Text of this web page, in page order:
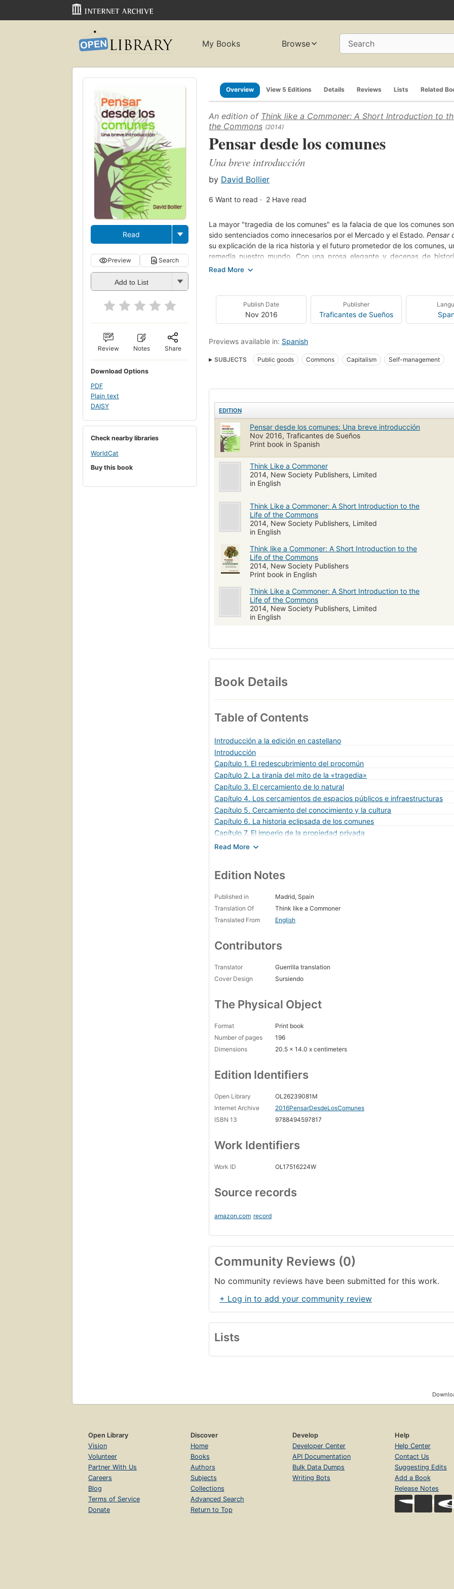
My Books Browse Search
Read
Preview Search
Add to List
Review Notes Share
Download Options
PDF
Plain text
DAISY
Check nearby libraries
WorldCat
Buy this book
Overview View 5 Editions Details Reviews Lists Related
An edition of Think like a Commoner: A Short Introduction to
the Commons (2014)
Pensar desde los comunes
Una breve introducción
by David Bollier
6 Want to read 2 Have read
La mayor "tragedia de los comunes" es la falacia de que los comunes
sido sentenciados como innecesarios por el Mercado y el Estado. Pensar
su explicación de la rica historia y el futuro prometedor de los comunes,
remedia nuestro mundo. Con una prosa elegante y decenas de
silenciosa revolución que es pionera en las prácticas de autogobierno.
común o bien podemosPensar desde los comunesy aprender cómo
herencia compartida. Esta exhaustiva pero abordable introducción al
y te motivará para pasar a la acción.
Publish Date
Nov 2016
Publisher
Traficantes de Sueños
Previews available in: Spanish
SUBJECTS Public goods Commons Capitalism Self-management
EDITION
Pensar desde los comunes: Una breve introducción
Nov 2016, Traficantes de Sueños
Print book in Spanish
Think Like a Commoner
2014, New Society Publishers, Limited
in English
Think Like a Commoner: A Short Introduction to the
Life of the Commons
2014, New Society Publishers, Limited
in English
Think like a Commoner: A Short Introduction to the
Life of the Commons
2014, New Society Publishers
Print book in English
Think Like a Commoner: A Short Introduction to the
Life of the Commons
2014, New Society Publishers, Limited
in English
Book Details
Table of Contents
Introducción a la edición en castellano
Introducción
Capítulo 1. El redescubrimiento del procomún
Capítulo 2. La tiranía del mito de la «tragedia»
Capítulo 3. El cercamiento de lo natural
Capítulo 4. Los cercamientos de espacios públicos e infraestructuras
Capítulo 5. Cercamiento del conocimiento y la cultura
Capítulo 6. La historia eclipsada de los comunes
Capítulo 7. El imperio de la propiedad privada
Capítulo 8. El auge de los comunes digitales
Capítulo 11. El futuro de los comunes
La lógica del procomún y la lógica del mercado
Índice de nombres
Edition Notes
Published in
Madrid, Spain
Translation Of
Think like a Commoner
Translated From
English
Contributors
Translator
Guerrilla translation
Cover Design
Sursiendo
The Physical Object
Format
Print book
Number of pages
196
Dimensions
20.5 x 14.0 x centimeters
Edition Identifiers
Open Library
OL26239081M
Internet Archive
2016PensarDesdeLosComunes
ISBN 13
9788494597817
Work Identifiers
Work ID OL17516224W
Source records
amazon.com record
Community Reviews (0)
No community reviews have been submitted for this work.
+ Log in to add your community review
Lists
Open Library
Vision
Volunteer
Partner With Us
Careers
Blog
Terms of Service
Donate
Discover
Home
Books
Authors
Subjects
Collections
Advanced Search
Return to Top
Develop
Developer Center
API Documentation
Bulk Data Dumps
Writing Bots
Help
Help Center
Contact Us
Suggesting Edits
Add a Book
Release Notes